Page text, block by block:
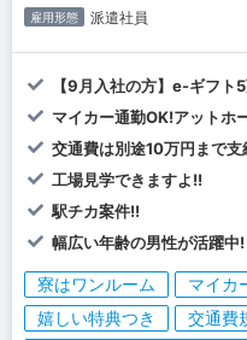
雇用形態 派遣社員
【9月入社の方】e-ギフト
マイカー通勤OK!アットホ
交通費は別途10万円まで支
工場見学できますよ!!
駅チカ案件!!
幅広い年齢の男性が活躍中!
寮はワンルーム マイカ
嬉しい特典つき
交通費